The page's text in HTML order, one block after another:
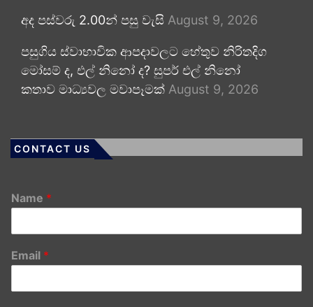
අද පස්වරු 2.00න් පසු වැසි August 9, 2026
පසුගිය ස්වාභාවික ආපදාවලට හේතුව නිරිතදිග
මෝසම් ද, එල් නිනෝ ද? සුපර් එල් නිනෝ
කතාව මාධ්‍යවල මවාපෑමක් August 9, 2026
CONTACT US
Name *
Email *